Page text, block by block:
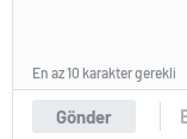
Gönder
En az 10 karakter gerekli